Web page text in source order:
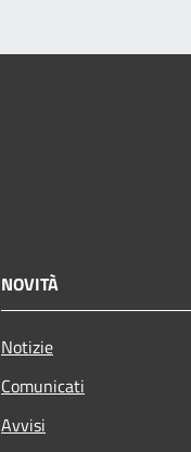
NOVITÀ
Notizie
Comunicati
Avvisi